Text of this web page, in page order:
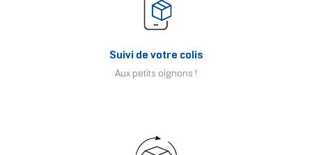
Suivi de votre colis
Aux petits oignons !